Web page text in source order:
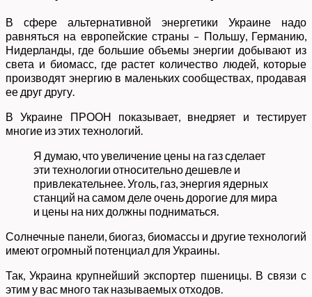
В сфере альтернативной энергетики Украине надо
равняться на европейские страны – Польшу, Германию,
Нидерланды, где большие объемы энергии добывают из
света и биомасс, где растет количество людей, которые
производят энергию в маленьких сообществах, продавая
ее друг другу.
В Украине ПРООН показывает, внедряет и тестирует
многие из этих технологий.
Я думаю, что увеличение цены на газ сделает
эти технологии относительно дешевле и
привлекательнее. Уголь, газ, энергия ядерных
станций на самом деле очень дорогие для мира
и цены на них должны подниматься.
Солнечные панели, биогаз, биомассы и другие технологий
имеют огромный потенциал для Украины.
Так, Украина крупнейший экспортер пшеницы. В связи с
этим у вас много так называемых отходов.